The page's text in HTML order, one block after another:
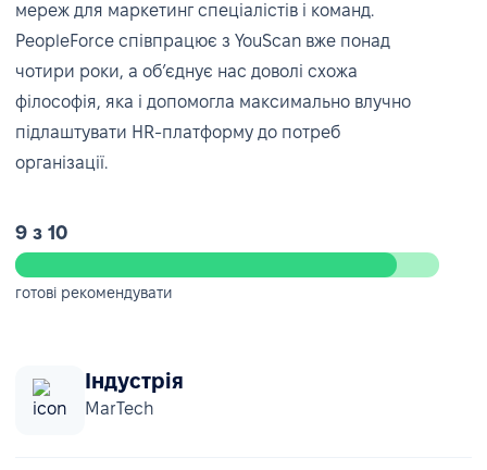
мереж для маркетинг спеціалістів і команд.
PeopleForce співпрацює з YouScan вже понад
чотири роки, а обʼєднує нас доволі схожа
філософія, яка і допомогла максимально влучно
підлаштувати HR-платформу до потреб
організації.
9 з 10
готові рекомендувати
Індустрія
MarTech